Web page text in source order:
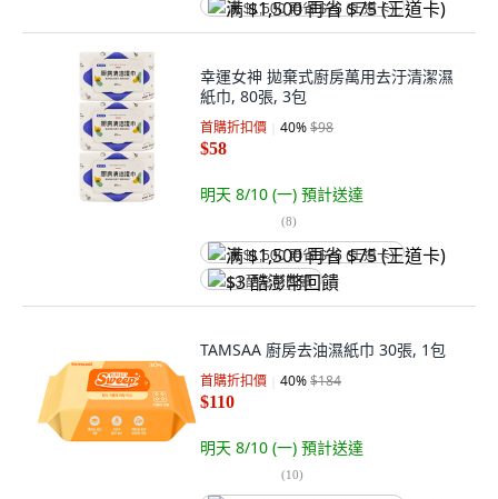
满 $1,500 再省 $75 (王道卡)
幸運女神 拋棄式廚房萬用去汙清潔濕
紙巾, 80張, 3包
首購折扣價 40%$98
$58
明天 8/10 (一) 預計送達
(8)
满 $1,500 再省 $75 (王道卡)
$3 酷澎幣回饋
TAMSAA 廚房去油濕紙巾 30張, 1包
首購折扣價 40%$184
$110
明天 8/10 (一) 預計送達
(10)